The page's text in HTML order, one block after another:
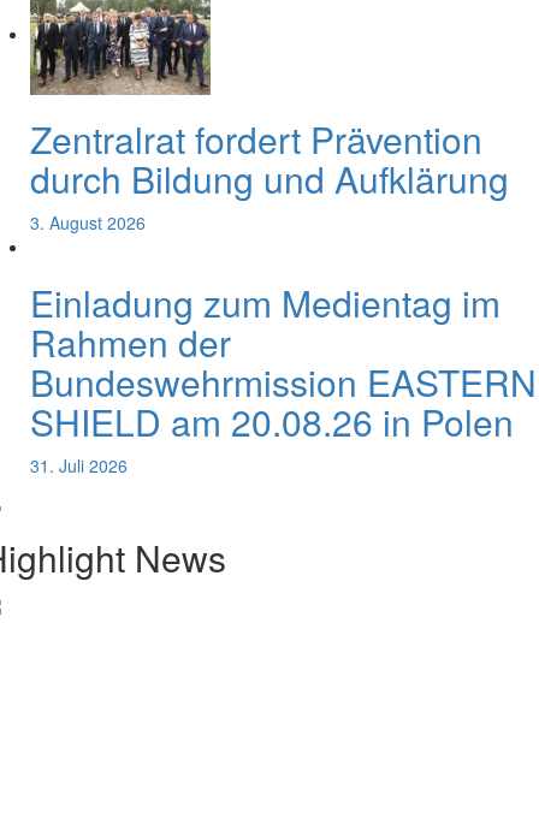
Zentralrat fordert Prävention
durch Bildung und Aufklärung
3. August 2026
Einladung zum Medientag im
Rahmen der
Bundeswehrmission EASTERN
SHIELD am 20.08.26 in Polen
31. Juli 2026
News